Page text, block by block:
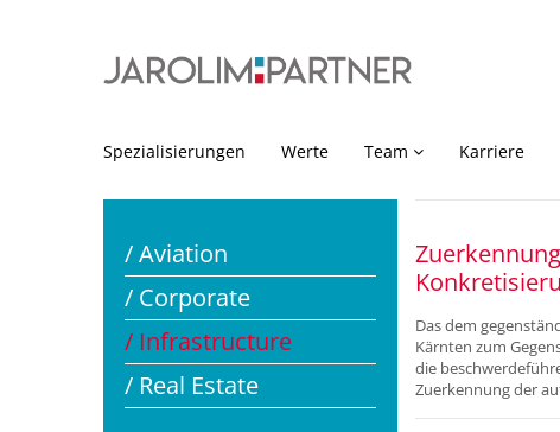
Spezialisierungen Werte Team Karriere
/ Aviation
/ Corporate
/ Infrastructure
/ Real Estate
Das dem
Kärnten zum
die
Zuerkennung der